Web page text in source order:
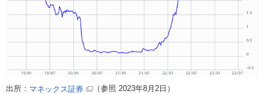
出所： マネックス証券 （参照 2023年8月2日）